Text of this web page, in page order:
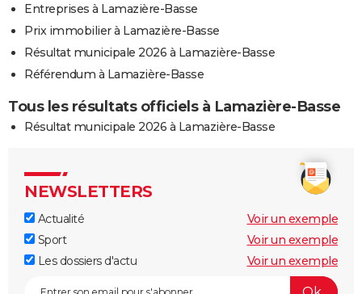
Entreprises à Lamazière-Basse
Prix immobilier à Lamazière-Basse
Résultat municipale 2026 à Lamazière-Basse
Référendum à Lamazière-Basse
Tous les résultats officiels à Lamazière-Basse
Résultat municipale 2026 à Lamazière-Basse
NEWSLETTERS
Actualité
Voir un exemple
Sport
Voir un exemple
Les dossiers d'actu
Voir un exemple